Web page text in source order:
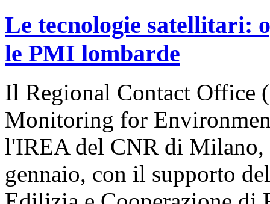
Le tecnologie satellitari:
le PMI lombarde
Il Regional Contact Office
Monitoring for
l'IREA del CNR di Milano,
gennaio, con il supporto